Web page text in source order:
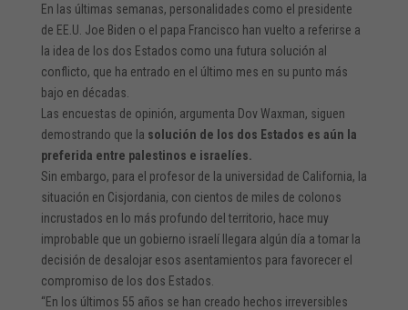
En las últimas semanas, personalidades como el presidente
de EE.U. Joe Biden o el papa Francisco han vuelto a referirse a
la idea de los dos Estados como una futura solución al
conflicto, que ha entrado en el último mes en su punto más
bajo en décadas.
Las encuestas de opinión, argumenta Dov Waxman, siguen
demostrando que la solución de los dos Estados es aún la
preferida entre palestinos e israelíes.
Sin embargo, para el profesor de la universidad de California, la
situación en Cisjordania, con cientos de miles de colonos
incrustados en lo más profundo del territorio, hace muy
improbable que un gobierno israelí llegara algún día a tomar la
decisión de desalojar esos asentamientos para favorecer el
compromiso de los dos Estados.
“En los últimos 55 años se han creado hechos irreversibles